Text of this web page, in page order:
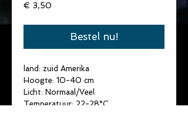
€ 3,50
Bestel nu!
land: zuid Amerika
Hoogte: 10-40 cm
Licht: Normaal/Veel
Temperatuur: 22-28°C